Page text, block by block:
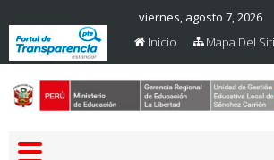
viernes, agosto 7, 2026
Inicio
Mapa Del